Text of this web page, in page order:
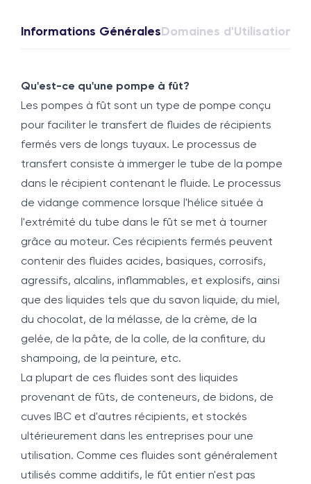
Informations Générales Domaines d'Utilisation
Qu'est-ce qu'une pompe à fût?
Les pompes à fût sont un type de pompe conçu
pour faciliter le transfert de fluides de récipients
fermés vers de longs tuyaux. Le processus de
transfert consiste à immerger le tube de la pompe
dans le récipient contenant le fluide. Le processus
de vidange commence lorsque l'hélice située à
l'extrémité du tube dans le fût se met à tourner
grâce au moteur. Ces récipients fermés peuvent
contenir des fluides acides, basiques, corrosifs,
agressifs, alcalins, inflammables, et explosifs, ainsi
que des liquides tels que du savon liquide, du miel,
du chocolat, de la mélasse, de la crème, de la
gelée, de la pâte, de la colle, de la confiture, du
shampoing, de la peinture, etc.
La plupart de ces fluides sont des liquides
provenant de fûts, de conteneurs, de bidons, de
cuves IBC et d'autres récipients, et stockés
ultérieurement dans les entreprises pour une
utilisation. Comme ces fluides sont généralement
utilisés comme additifs, le fût entier n'est pas